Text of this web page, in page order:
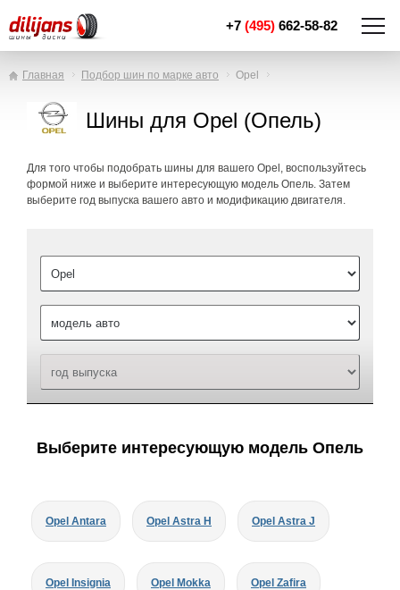
+7 (495) 662-58-82
Главная Подбор шин по марке авто Opel
Шины для Opel (Опель)
Для того чтобы подобрать шины для вашего Opel, воспользуйтесь
формой ниже и выберите интересующую модель Опель. Затем
выберите год выпуска вашего авто и модификацию двигателя.
Выберите интересующую модель Опель
Opel Antara Opel Astra H Opel Astra J
Opel Insignia Opel Mokka Opel Zafira